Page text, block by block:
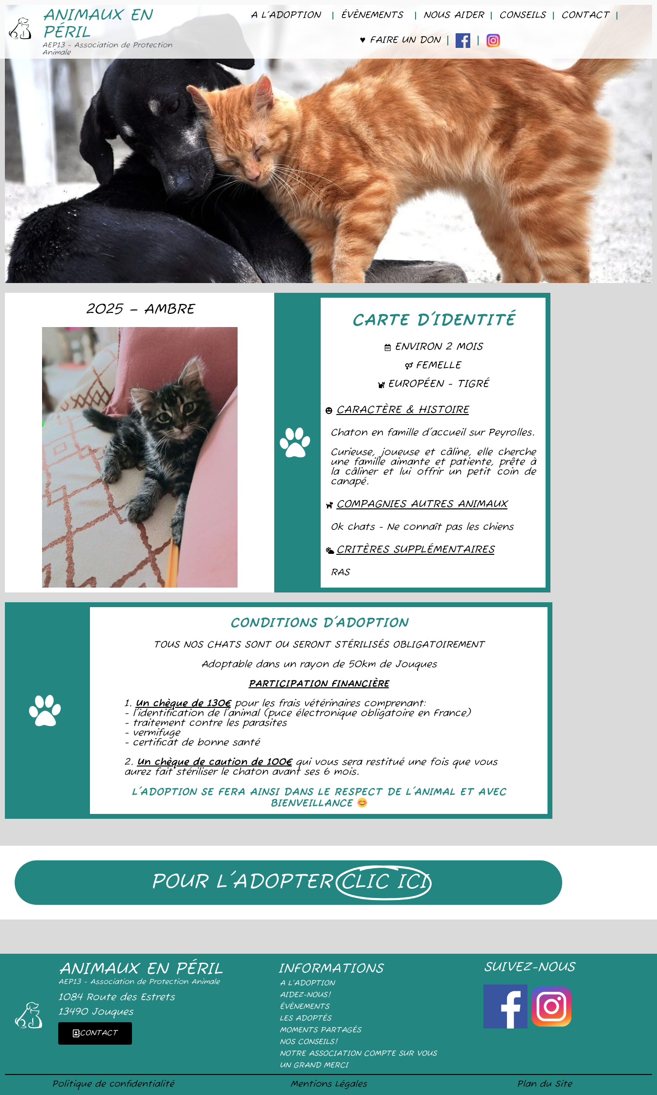
ANIMAUX EN
PÉRIL
AEP13 - Association de Protection
Animale
A L’ADOPTION ÉVÈNEMENTS NOUS AIDER CONSEILS CONTACT
♥ FAIRE UN DON FACEBOOKINSTAGRAM
2025 – AMBRE
CARTE D'IDENTITÉ
ENVIRON 2 MOIS
FEMELLE
EUROPÉEN - TIGRÉ
CARACTÈRE & HISTOIRE
Chaton en famille d'accueil sur Peyrolles.
Curieuse, joueuse et câline, elle cherche
une famille aimante et patiente, prête à
la câliner et lui offrir un petit coin de
canapé.
COMPAGNIES AUTRES ANIMAUX
Ok chats - Ne connaît pas les chiens
CRITÈRES SUPPLÉMENTAIRES
RAS
CONDITIONS D'ADOPTION
TOUS NOS CHATS SONT OU SERONT STÉRILISÉS OBLIGATOIREMENT
Adoptable dans un rayon de 50km de Jouques
PARTICIPATION FINANCIÈRE
1. Un chèque de 130€pour les frais vétérinaires comprenant:
- l'identification de l'animal (puce électronique obligatoire en France)
- traitement contre les parasites
- vermifuge
- certificat de bonne santé
2. Un chèque de caution de 100€ qui vous sera restitué une fois que vous
aurez fait stériliser le chaton avant ses 6 mois.
L'ADOPTION SE FERA AINSI DANS LE RESPECT DE L'ANIMAL ET AVEC
BIENVEILLANCE
POUR L'ADOPTER CLIC ICI
ANIMAUX EN PÉRIL
AEP13 - Association de Protection Animale
1084 Route des Estrets
13490 Jouques
CONTACT
INFORMATIONS
A L’ADOPTION
AIDEZ-NOUS!
ÉVÈNEMENTS
LES ADOPTÉS
MOMENTS PARTAGÉS
NOS CONSEILS!
NOTRE ASSOCIATION COMPTE SUR VOUS
UN GRAND MERCI
SUIVEZ-NOUS
Politique de confidentialité Mentions Légales Plan du Site